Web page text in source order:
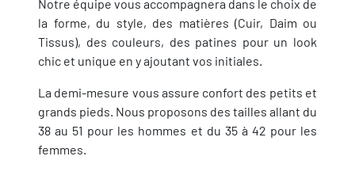
Notre équipe vous accompagnera dans le choix de
la forme, du style, des matières (Cuir, Daim ou
Tissus), des couleurs, des patines pour un look
chic et unique en y ajoutant vos initiales.
La demi-mesure vous assure confort des petits et
grands pieds. Nous proposons des tailles allant du
38 au 51 pour les hommes et du 35 à 42 pour les
femmes.